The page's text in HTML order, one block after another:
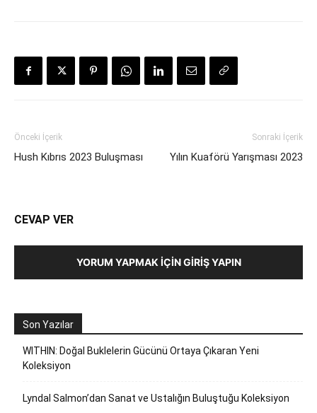
Önceki İçerik
Hush Kıbrıs 2023 Buluşması
Sonraki İçerik
Yılın Kuaförü Yarışması 2023
CEVAP VER
YORUM YAPMAK İÇIN GIRIŞ YAPIN
Son Yazılar
WITHIN: Doğal Buklelerin Gücünü Ortaya Çıkaran Yeni
Koleksiyon
Lyndal Salmon’dan Sanat ve Ustalığın Buluştuğu Koleksiyon